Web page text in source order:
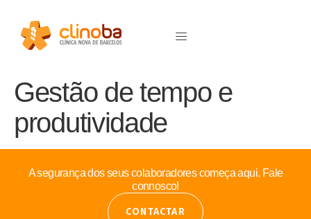
Gestão de tempo e
produtividade
A segurança dos seus colaboradores começa aqui. Fale
connosco!
CONTACTAR